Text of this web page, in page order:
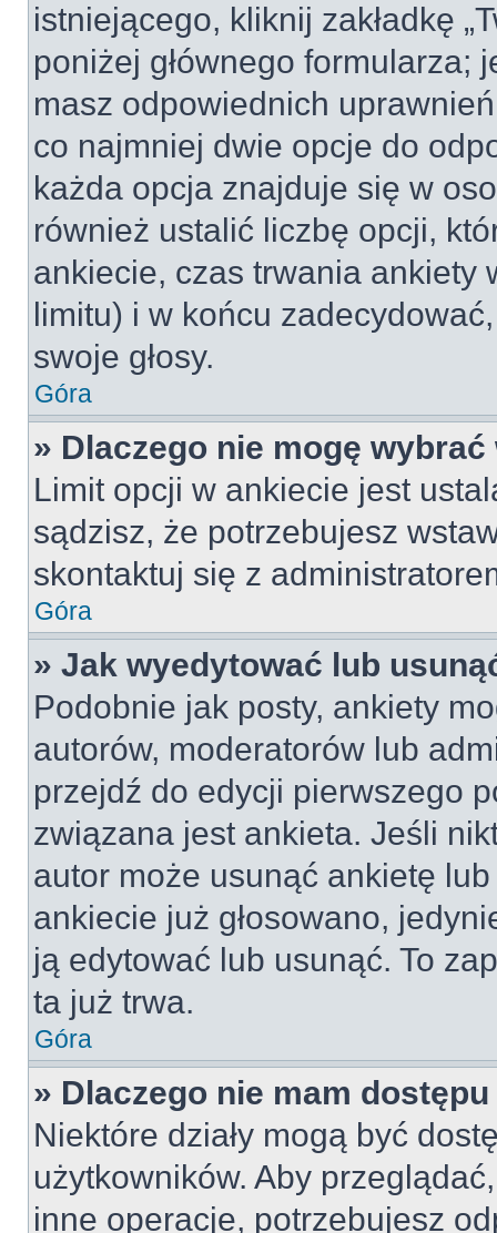
istniejącego, kliknij zakładkę
poniżej głównego formularza;
masz odpowiednich
co najmniej dwie opcje do
każda opcja znajduje się w
również ustalić liczbę opcji,
ankiecie, czas trwania ankiety
limitu) i w końcu
swoje głosy.
Góra
» Dlaczego nie mogę
Limit opcji w ankiecie jest
sądzisz, że potrzebujesz
skontaktuj się z
Góra
» Jak wyedytować lub
Podobnie jak posty, ankiety
autorów, moderatorów lub
przejdź do edycji pierwszego
związana jest ankieta. Jeśli
autor może usunąć ankietę
ankiecie już głosowano,
ją edytować lub usunąć. To
ta już trwa.
Góra
» Dlaczego nie mam dostępu
Niektóre działy mogą być
użytkowników. Aby
inne operacje, potrzebujesz